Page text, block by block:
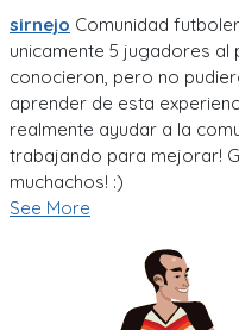
sirnejo Comunidad
unicamente 5 jugadores al
conocieron, pero no
aprender de esta
realmente ayudar a la
trabajando para mejorar!
muchachos! :)
See More